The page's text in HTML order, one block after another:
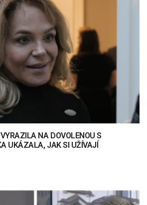
NA DOVOLENOU S
UKÁZALA, JAK SI UŽÍVAJÍ